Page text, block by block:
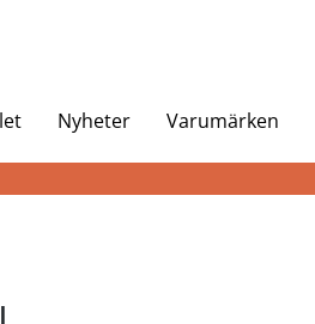
Nyheter Varumärken